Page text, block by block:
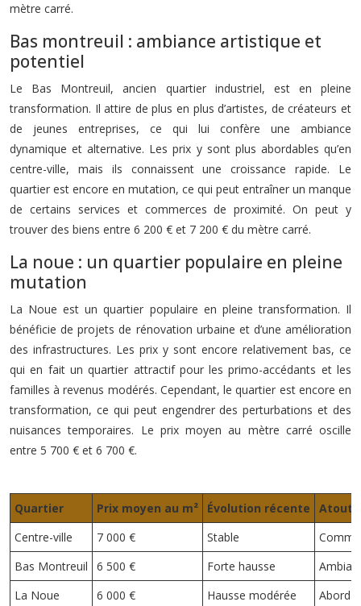
mètre carré.
Bas montreuil : ambiance artistique et
potentiel
Le Bas Montreuil, ancien quartier industriel, est en pleine
transformation. Il attire de plus en plus d’artistes, de créateurs et
de jeunes entreprises, ce qui lui confère une ambiance
dynamique et alternative. Les prix y sont plus abordables qu’en
centre-ville, mais ils connaissent une croissance rapide. Le
quartier est encore en mutation, ce qui peut entraîner un manque
de certains services et commerces de proximité. On peut y
trouver des biens entre 6 200 € et 7 200 € du mètre carré.
La noue : un quartier populaire en pleine
mutation
La Noue est un quartier populaire en pleine transformation. Il
bénéficie de projets de rénovation urbaine et d’une amélioration
des infrastructures. Les prix y sont encore relativement bas, ce
qui en fait un quartier attractif pour les primo-accédants et les
familles à revenus modérés. Cependant, le quartier est encore en
transformation, ce qui peut engendrer des perturbations et des
nuisances temporaires. Le prix moyen au mètre carré oscille
entre 5 700 € et 6 700 €.
Quartier Prix moyen au m² Évolution récente
Atouts
Centre-ville
7 000 € Stable
Bas Montreuil
6 500 € Forte hausse
La Noue
6 000 € Hausse modérée